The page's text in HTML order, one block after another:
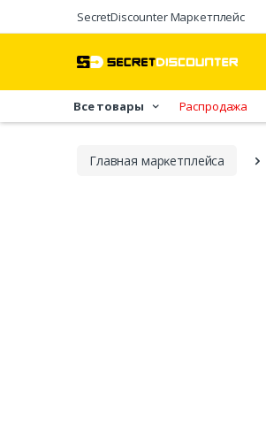
SecretDiscounter Маркетплейс
Все товары Распродажа
Главная марĸетплейса